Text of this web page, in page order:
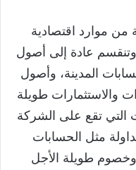
من موارد اقتصادية
عادة إلى أصول
المدينة، وأصول
والاستثمارات طويلة
التي تقع على الشركة
مثل الحسابات
وخصوم طويلة الأجل